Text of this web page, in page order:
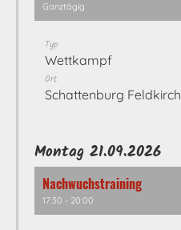
Ganztägig
Typ
Wettkampf
Ort
Schattenburg Feldkirch
Montag 21.09.2026
Nachwuchstraining
17:30 - 20:00